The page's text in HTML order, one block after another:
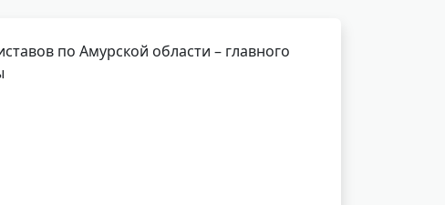
по Амурской области – главного